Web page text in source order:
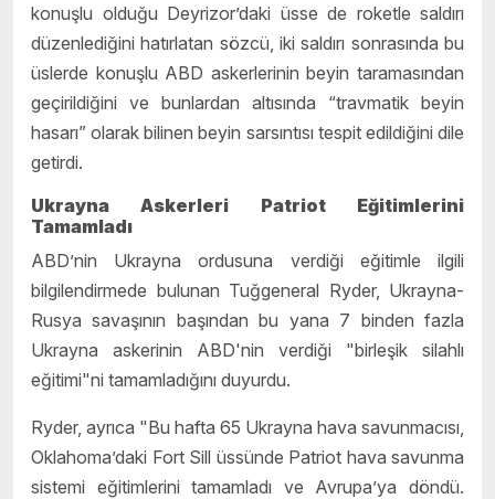
konuşlu olduğu Deyrizor’daki üsse de roketle saldırı
düzenlediğini hatırlatan sözcü, iki saldırı sonrasında bu
üslerde konuşlu ABD askerlerinin beyin taramasından
geçirildiğini ve bunlardan altısında “travmatik beyin
hasarı” olarak bilinen beyin sarsıntısı tespit edildiğini dile
getirdi.
Ukrayna Askerleri Patriot Eğitimlerini
Tamamladı
ABD’nin Ukrayna ordusuna verdiği eğitimle ilgili
bilgilendirmede bulunan Tuğgeneral Ryder, Ukrayna-
Rusya savaşının başından bu yana 7 binden fazla
Ukrayna askerinin ABD'nin verdiği "birleşik silahlı
eğitimi"ni tamamladığını duyurdu.
Ryder, ayrıca "Bu hafta 65 Ukrayna hava savunmacısı,
Oklahoma’daki Fort Sill üssünde Patriot hava savunma
sistemi eğitimlerini tamamladı ve Avrupa’ya döndü.